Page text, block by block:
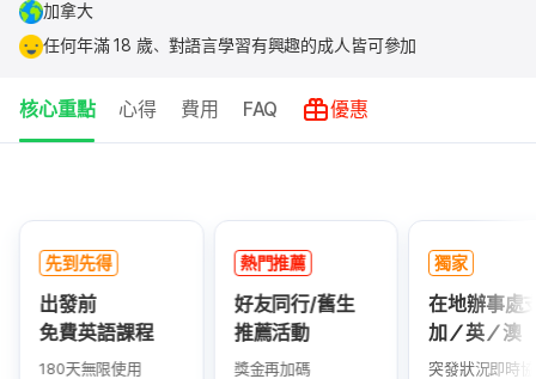
加拿大
任何年滿 18 歲、對語言學習有興趣的成人皆可參加
核心重點 心得 費用 FAQ 優惠
先到先得
出發前
免費英語課程
180天無限使用
熱門推薦
好友同行/舊生
推薦活動
獎金再加碼
獨家
在地辦事處
加／英／澳
突發狀況即時